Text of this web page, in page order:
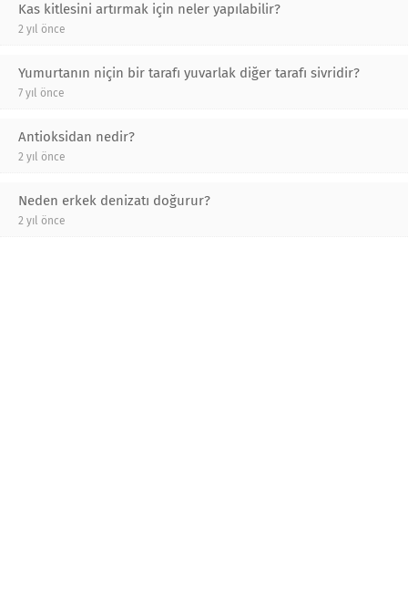
Kas kitlesini artırmak için neler yapılabilir?
2 yıl önce
Yumurtanın niçin bir tarafı yuvarlak diğer tarafı sivridir?
7 yıl önce
Antioksidan nedir?
2 yıl önce
Neden erkek denizatı doğurur?
2 yıl önce